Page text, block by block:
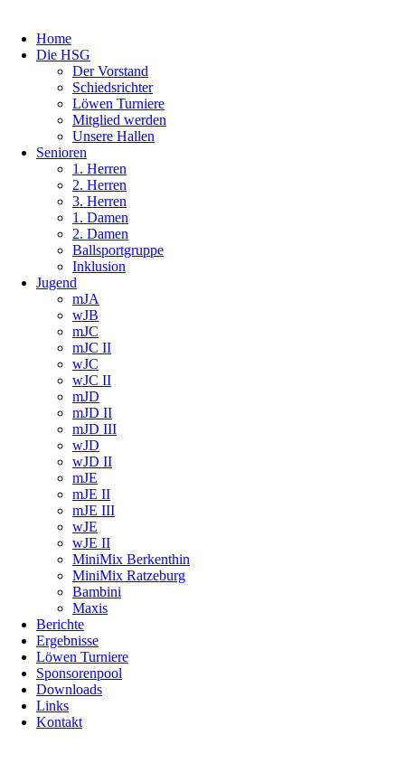
Home
Die HSG
Der Vorstand
Schiedsrichter
Löwen Turniere
Mitglied werden
Unsere Hallen
Senioren
1. Herren
2. Herren
3. Herren
1. Damen
2. Damen
Ballsportgruppe
Inklusion
Jugend
mJA
wJB
mJC
mJC II
wJC
wJC II
mJD
mJD II
mJD III
wJD
wJD II
mJE
mJE II
mJE III
wJE
wJE II
MiniMix Berkenthin
MiniMix Ratzeburg
Bambini
Maxis
Berichte
Ergebnisse
Löwen Turniere
Sponsorenpool
Downloads
Links
Kontakt